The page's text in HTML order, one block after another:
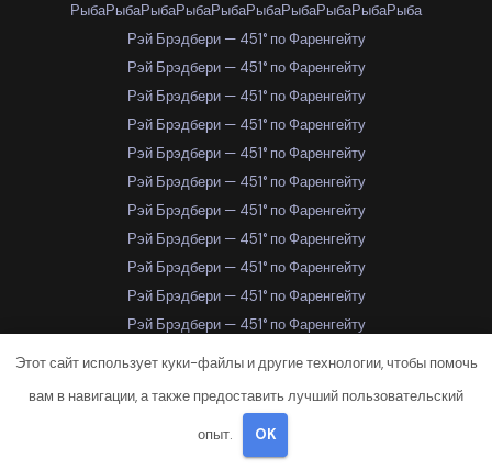
РыбаРыбаРыбаРыбаРыбаРыбаРыбаРыбаРыбаРыба
Рэй Брэдбери — 451° по Фаренгейту
Рэй Брэдбери — 451° по Фаренгейту
Рэй Брэдбери — 451° по Фаренгейту
Рэй Брэдбери — 451° по Фаренгейту
Рэй Брэдбери — 451° по Фаренгейту
Рэй Брэдбери — 451° по Фаренгейту
Рэй Брэдбери — 451° по Фаренгейту
Рэй Брэдбери — 451° по Фаренгейту
Рэй Брэдбери — 451° по Фаренгейту
Рэй Брэдбери — 451° по Фаренгейту
Рэй Брэдбери — 451° по Фаренгейту
Рэй Брэдбери — 451° по Фаренгейту
Рэй Брэдбери — 451° по Фаренгейту
Рэй Брэдбери — 451° по Фаренгейту
Этот сайт использует куки-файлы и другие технологии, чтобы помочь
вам в навигации, а также предоставить лучший пользовательский
опыт. OK